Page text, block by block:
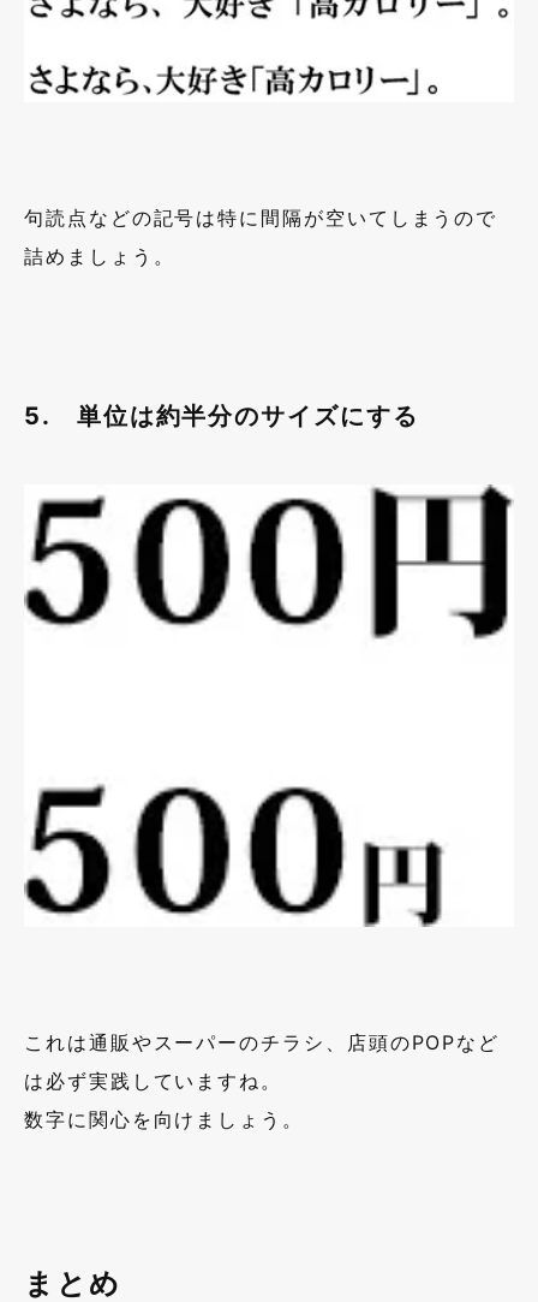
句読点などの記号は特に間隔が空いてしまうので
詰めましょう。
5. 単位は約半分のサイズにする
これは通販やスーパーのチラシ、店頭のPOPなど
は必ず実践していますね。
数字に関心を向けましょう。
まとめ